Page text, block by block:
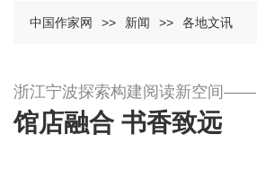
中国作家网 >> 新闻 >> 各地文讯
浙江宁波探索构建阅读新空间——
馆店融合 书香致远